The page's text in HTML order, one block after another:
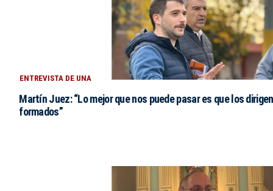
ENTREVISTA DE UNA
Martín Juez: “Lo mejor que nos puede pasar es que los
formados”